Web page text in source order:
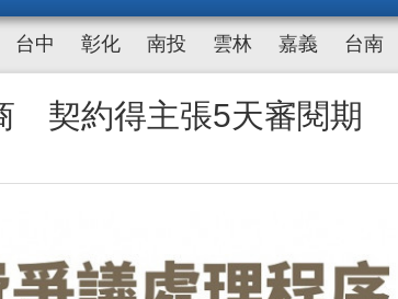
台中 彰化 南投 雲林 嘉義 台南
契約得主張5天審閱期